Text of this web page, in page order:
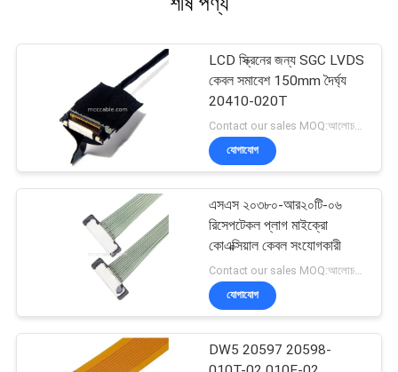
LCD স্ক্রিনের জন্য SGC LVDS
কেবল সমাবেশ 150mm দৈর্ঘ্য
20410-020T
যোগাযোগ
এসএস ২০৩৮০-আর২০টি-০৬
রিসেপটেকল প্লাগ মাইক্রো
কোএক্সিয়াল কেবল সংযোগকারী
যোগাযোগ
DW5 20597 20598-